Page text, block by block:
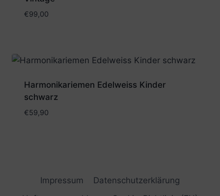
€99,00
Harmonikariemen Edelweiss Kinder
schwarz
€59,90
Impressum
Datenschutzerklärung